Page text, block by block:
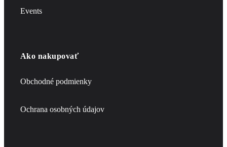
Events
Ako nakupovať
Obchodné podmienky
Ochrana osobných údajov